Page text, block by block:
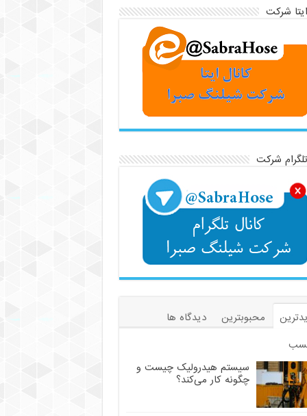
شرکت
شرکت
محبوبترین
دیدگاه ها
سیستم هیدرولیک چیست و
چگونه کار می‌کند؟